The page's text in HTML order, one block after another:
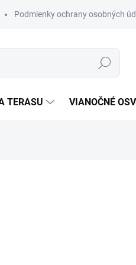
Podmienky ochrany osobných
Hľadať
TERASU VIANOČNÉ